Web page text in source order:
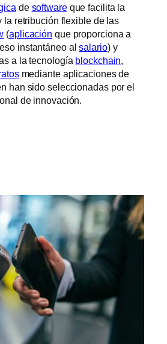
de softwareque facilita la
la retribución flexible de las
(aplicación que proporciona a
instantáneo alsalario) y
a la tecnología blockchain,
mediante aplicaciones de
han sido seleccionadas por el
de innovación.